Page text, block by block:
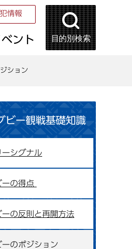
情報
ント 目的別検索
ション
ビー観戦基礎知識
ーシグナル
ーの得点
ーの反則と再開方法
ーのポジション